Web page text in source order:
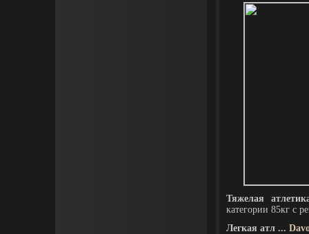
Тяжелая
категории 85кг с
Легкая атл ...